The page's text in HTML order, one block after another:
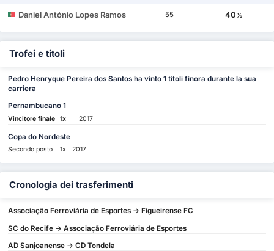
Daniel António Lopes Ramos 55 40%
Trofei e titoli
Pedro Henryque Pereira dos Santos ha vinto 1 titoli finora durante la sua
carriera
Pernambucano 1
Vincitore finale 1x 2017
Copa do Nordeste
Secondo posto 1x 2017
Cronologia dei trasferimenti
Associação Ferroviária de Esportes -> Figueirense FC
SC do Recife -> Associação Ferroviária de Esportes
AD Sanjoanense -> CD Tondela